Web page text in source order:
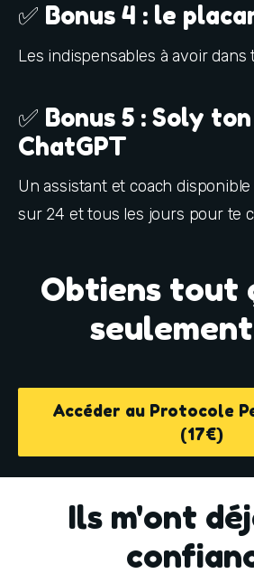
✅ Bonus 4 : le
Les indispensables à avoir dans
✅ Bonus 5 : Soly
ChatGPT
Un assistant et coach
sur 24 et tous les jours pour te
Obtiens tout
Accéder au Protocole
(17€)
Ils m'ont